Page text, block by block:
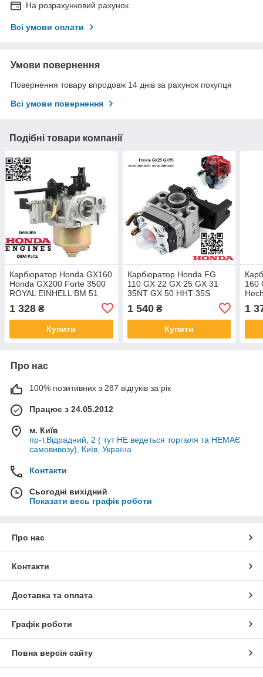
На розрахунковий рахунок
Всі умови оплати
Умови повернення
Повернення товару впродовж 14 днів за рахунок покупця
Всі умови повернення
Подібні товари компанії
Карбюратор Honda GX160
Honda GX200 Forte 3500
ROYAL EINHELL BM 51
газонокосарку AL-KO A-
B742 16100-Z4M-920
1 328 ₴
Купити
Карбюратор Honda FG
110 GX 22 GX 25 GX 31
35NT GX 50 HHT 35S
Tornado 16100-ZOZ-034
16100-Z0H-825 16100-
Z0H-053 16100-Z0H-043
1 540₴
Купити
160
1
Про нас
100% позитивних з 287 відгуків за рік
Працює з 24.05.2012
м. Київ
пр-т.Відрадний, 2 ( тут НЕ ведеться торгівля та НЕМАЄ
самовивозу), Київ, Україна
Контакти
Сьогодні вихідний
Показати весь графік роботи
Про нас
Контакти
Доставка та оплата
Графік роботи
Повна версія сайту